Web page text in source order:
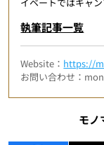
執筆記事一覧
Website： https://
お問い合わせ：
モノ